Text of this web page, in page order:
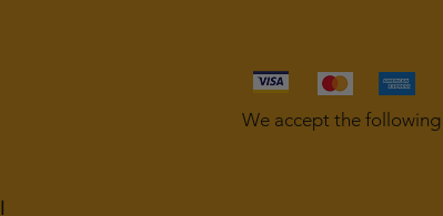
We accept the